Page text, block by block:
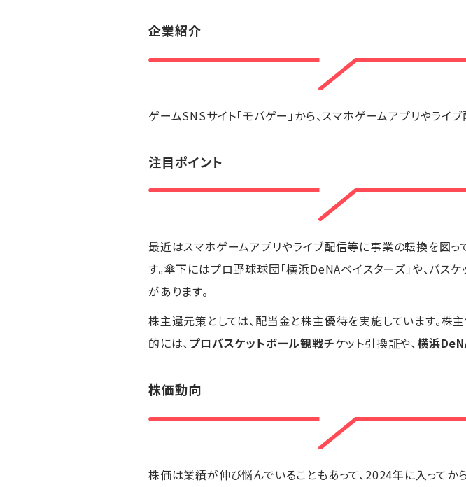
企業紹介
ゲームSNSサイト「モバゲー」から、スマホゲームアプリやラ
注目ポイント
最近はスマホゲームアプリやライブ配信等に事業の転換を図
す。傘下にはプロ野球球団「横浜DeNAベイスターズ」や、バス
があります。
株主還元策としては、配当金と株主優待を実施しています。株
的には、プロバスケットボール観戦チケット引換証や、横浜
株価動向
株価は業績が伸び悩んでいることもあって、2024年に入って